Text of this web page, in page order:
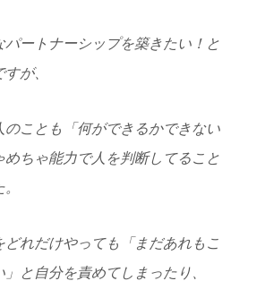
パートナーシップを築きたい！と
が、
のことも「何ができるかできない
めちゃ能力で人を判断してること
どれだけやっても「まだあれもこ
と自分を責めてしまったり、